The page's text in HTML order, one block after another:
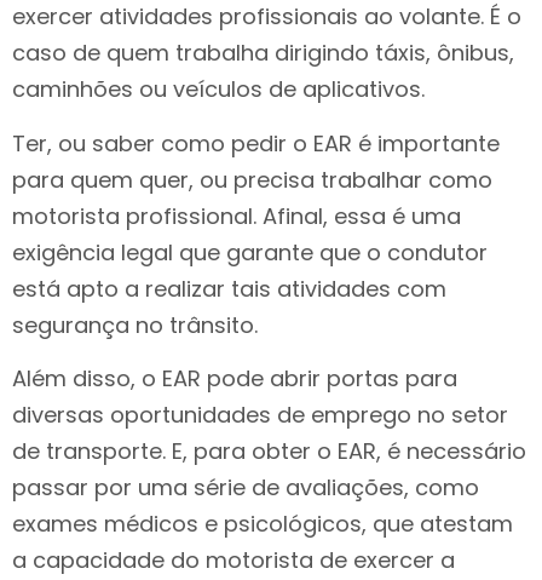
exercer atividades profissionais ao volante. É o
caso de quem trabalha dirigindo táxis, ônibus,
caminhões ou veículos de aplicativos.
Ter, ou saber como pedir o EAR é importante
para quem quer, ou precisa trabalhar como
motorista profissional. Afinal, essa é uma
exigência legal que garante que o condutor
está apto a realizar tais atividades com
segurança no trânsito.
Além disso, o EAR pode abrir portas para
diversas oportunidades de emprego no setor
de transporte. E, para obter o EAR, é necessário
passar por uma série de avaliações, como
exames médicos e psicológicos, que atestam
a capacidade do motorista de exercer a